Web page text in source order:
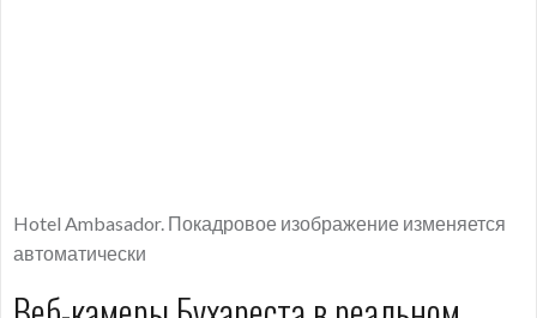
Hotel Ambasador. Покадровое изображение изменяется
автоматически